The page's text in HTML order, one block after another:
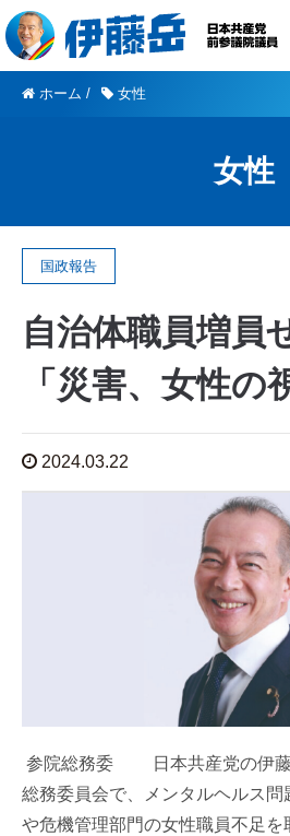
ホーム / 女性
女性
国政報告
自治体職員増員
「災害、女性の
2024.03.22
参院総務委 日本共産党の伊藤
総務委員会で、メンタルヘルス問
や危機管理部門の女性職員不足を